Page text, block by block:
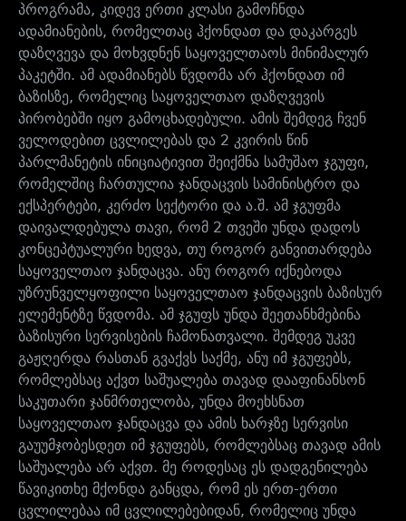
პროგრამა, კიდევ ერთი კლასი გამოჩნდა
ადამიანების, რომელთაც ჰქონდათ და დაკარგეს
დაზღვევა და მოხვდნენ საყოველთაოს მინიმალურ
პაკეტში. ამ ადამიანებს წვდომა არ ჰქონდათ იმ
ბაზისზე, რომელიც საყოველთაო დაზღვევის
პირობებში იყო გამოცხადებული. ამის შემდეგ ჩვენ
ველოდებით ცვლილებას და 2 კვირის წინ
პარლმანეტის ინიციატივით შეიქმნა სამუშაო ჯგუფი,
რომელშიც ჩართულია ჯანდაცვის სამინისტრო და
ექსპერტები, კერძო სექტორი და ა.შ. ამ ჯგუფმა
დაივალდებულა თავი, რომ 2 თვეში უნდა დადოს
კონცეპტუალური ხედვა, თუ როგორ განვითარდება
საყოველთაო ჯანდაცვა. ანუ როგორ იქნებოდა
უზრუნველყოფილი საყოველთაო ჯანდაცვის ბაზისურ
ელემენტზე წვდომა. ამ ჯგუფს უნდა შეეთანხმებინა
ბაზისური სერვისების ჩამონათვალი. შემდეგ უკვე
გაჟღერდა რასთან გვაქვს საქმე, ანუ იმ ჯგუფებს,
რომლებსაც აქვთ საშუალება თავად დააფინანსონ
საკუთარი ჯანმრთელობა, უნდა მოეხსნათ
საყოველთაო ჯანდაცვა და ამის ხარჯზე სერვისი
გაუუმჯობესდეთ იმ ჯგუფებს, რომლებსაც თავად ამის
საშუალება არ აქვთ. მე როდესაც ეს დადგენილება
წავიკითხე მქონდა განცდა, რომ ეს ერთ-ერთი
ცვლილებაა იმ ცვლილებებიდან, რომელიც უნდა